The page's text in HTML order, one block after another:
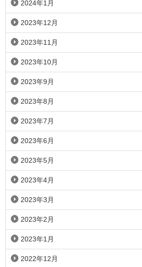
2024年1月
2023年12月
2023年11月
2023年10月
2023年9月
2023年8月
2023年7月
2023年6月
2023年5月
2023年4月
2023年3月
2023年2月
2023年1月
2022年12月